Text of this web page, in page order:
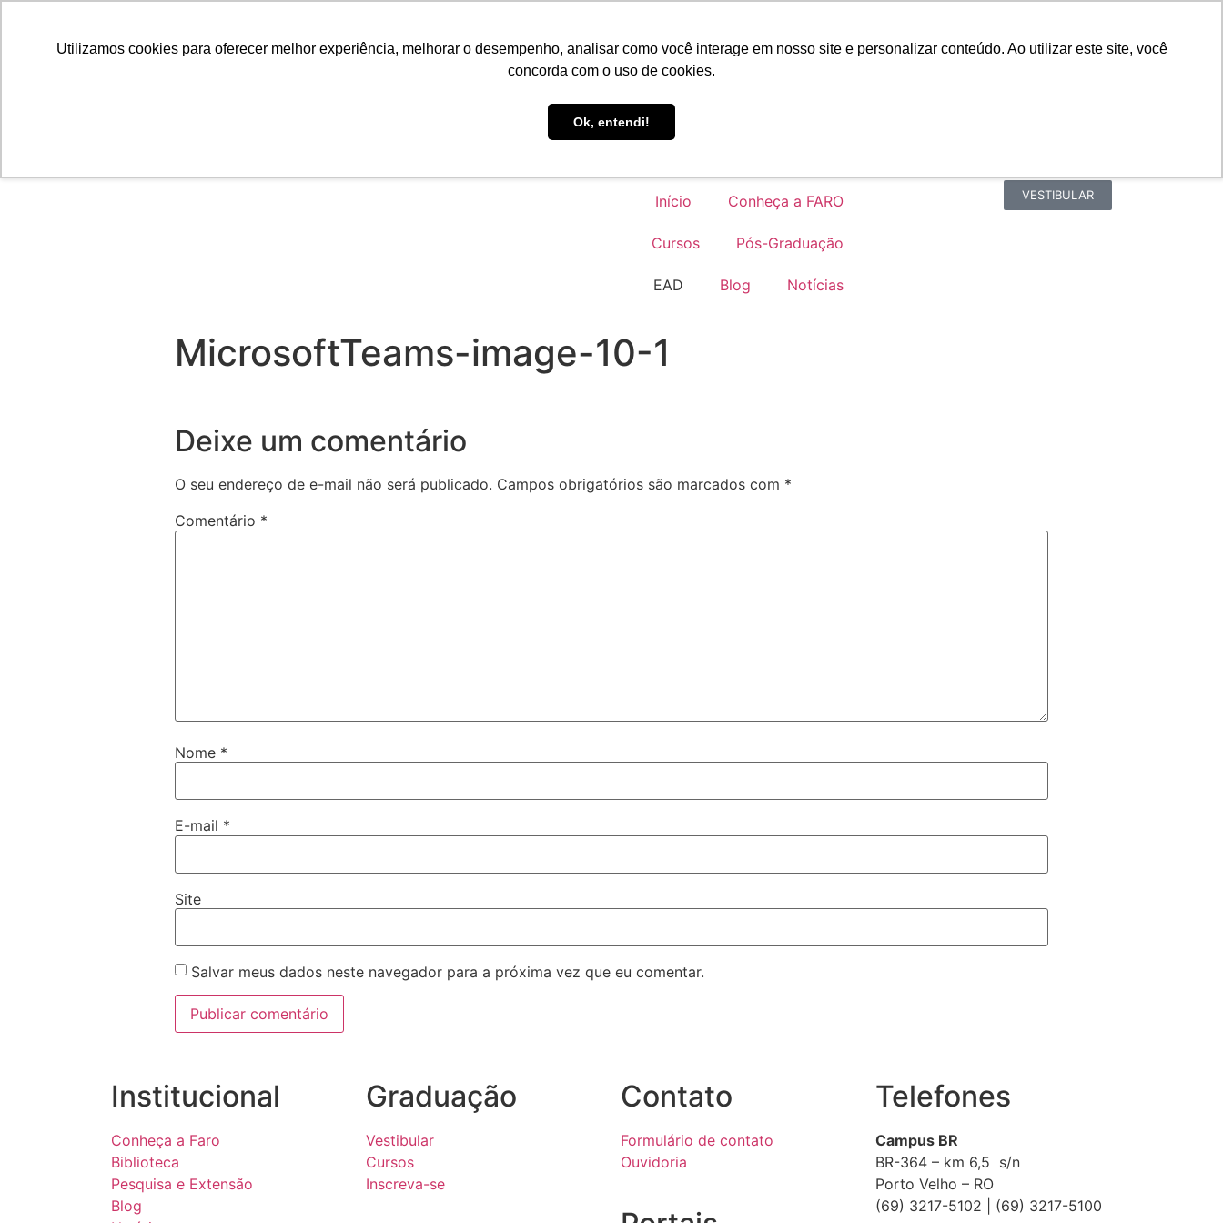
Utilizamos cookies para oferecer melhor experiência, melhorar o desempenho, analisar como você interage em nosso site e personalizar conteúdo. Ao utilizar este site, você
concorda com o uso de cookies.
Ok, entendi!
Início Conheça a FARO
Cursos Pós-Graduação
EAD Blog Notícias
VESTIBULAR
MicrosoftTeams-image-10-1
Deixe um comentário
O seu endereço de e-mail não será publicado. Campos obrigatórios são marcados com *
Comentário *
Nome *
E-mail *
Site
Salvar meus dados neste navegador para a próxima vez que eu comentar.
Institucional
Conheça a Faro
Biblioteca
Pesquisa e Extensão
Blog
Graduação
Vestibular
Cursos
Inscreva-se
Contato
Formulário de contato
Ouvidoria
Telefones
Campus BR
BR-364 – km 6,5 s/n
Porto Velho – RO
(69) 3217-5102 | (69) 3217-5100